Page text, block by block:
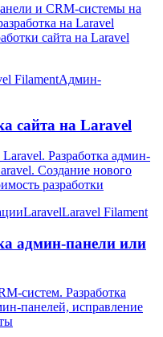
и CRM-системы на
на Laravel
сайта на Laravel
FilamentАдмин-
сайта на Laravel
Laravel. Разработка админ-
Создание нового
разработки
LaravelLaravel Filament
админ-панели или
систем. Разработка
панелей, исправление